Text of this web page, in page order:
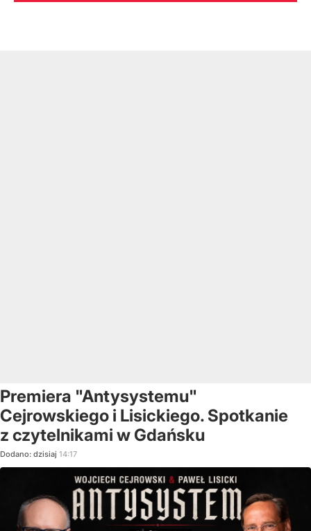
Premiera "Antysystemu"
Cejrowskiego i Lisickiego. Spotkanie
z czytelnikami w Gdańsku
Dodano: dzisiaj 14:17